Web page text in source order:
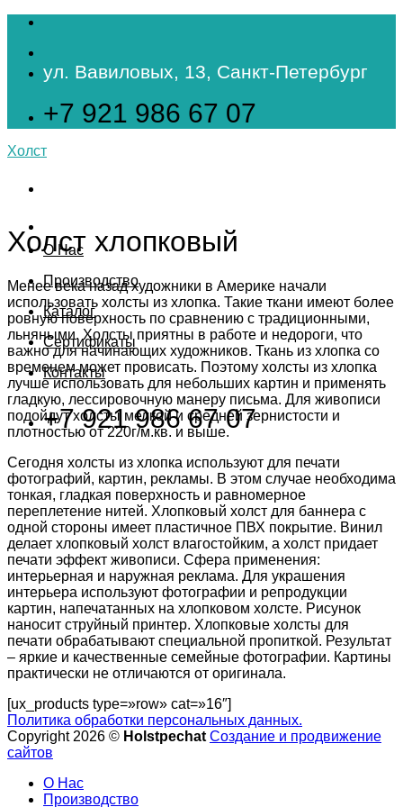
Skip
content
ул. Вавиловых, 13, Санкт-Петербург
+7 921 986 67 07
Холст
О Нас
Производство
Каталог
Сертификаты
Контакты
+7 921 986 67 07
Холст хлопковый
Менее века назад художники в Америке начали
использовать холсты из хлопка. Такие ткани имеют более
ровную поверхность по сравнению с традиционными,
льняными. Холсты приятны в работе и недороги, что
важно для начинающих художников. Ткань из хлопка со
временем может провисать. Поэтому холсты из хлопка
лучше использовать для небольших картин и применять
гладкую, лессировочную манеру письма. Для живописи
подойдут холсты мелкой и средней зернистости и
плотностью от 220г/м.кв. и выше.
Сегодня холсты из хлопка используют для печати
фотографий, картин, рекламы. В этом случае необходима
тонкая, гладкая поверхность и равномерное
переплетение нитей. Хлопковый холст для баннера с
одной стороны имеет пластичное ПВХ покрытие. Винил
делает хлопковый холст влагостойким, а холст придает
печати эффект живописи. Сфера применения:
интерьерная и наружная реклама. Для украшения
интерьера используют фотографии и репродукции
картин, напечатанных на хлопковом холсте. Рисунок
наносит струйный принтер. Хлопковые холсты для
печати обрабатывают специальной пропиткой. Результат
– яркие и качественные семейные фотографии. Картины
практически не отличаются от оригинала.
[ux_products type=»row» cat=»16″]
Политика обработки персональных данных.
Copyright 2026 © Holstpechat Создание и продвижение
сайтов
О Нас
Производство